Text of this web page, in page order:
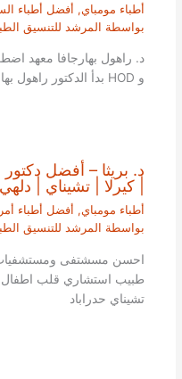
أطباء مومباي, أفضل أطباء
بواسطة المرشد للتنسيق
د. راهول بهارجافا معهد
و HOD بدأ الدكتور راهول بهارجافا رحلته في زراعة الخلايا […]
د. بريثا – أفضل
| كيرلا | تشيناي | دلهي
أطباء مومباي, أفضل أطباء
بواسطة المرشد للتنسيق
احسن مسشتفى
طبيب استشاري قلب اطفال
تشيناي حدراباد